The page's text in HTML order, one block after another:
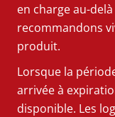
en charge au-
recommandons
produit.
Lorsque la
arrivée à
disponible. Les